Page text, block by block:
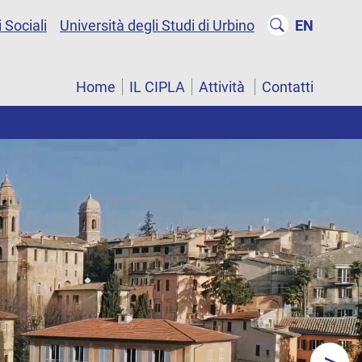
Sociali Università degli Studi di Urbino EN
Home IL CIPLA Attività Contatti